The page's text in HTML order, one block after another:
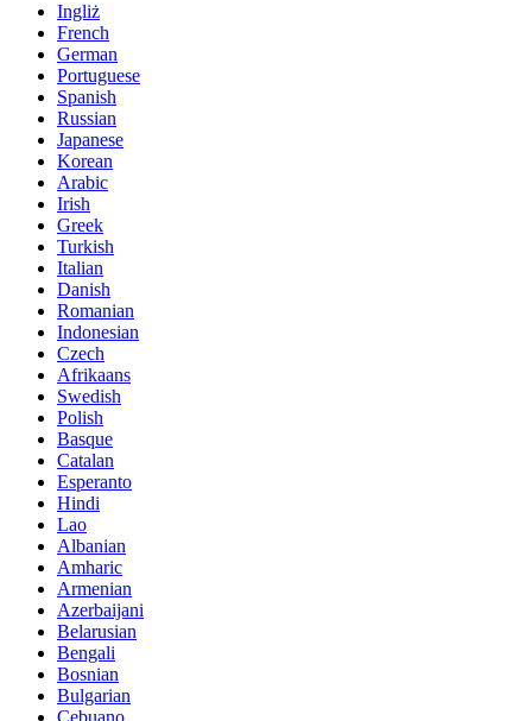
Ingliż
French
German
Portuguese
Spanish
Russian
Japanese
Korean
Arabic
Irish
Greek
Turkish
Italian
Danish
Romanian
Indonesian
Czech
Afrikaans
Swedish
Polish
Basque
Catalan
Esperanto
Hindi
Lao
Albanian
Amharic
Armenian
Azerbaijani
Belarusian
Bengali
Bosnian
Bulgarian